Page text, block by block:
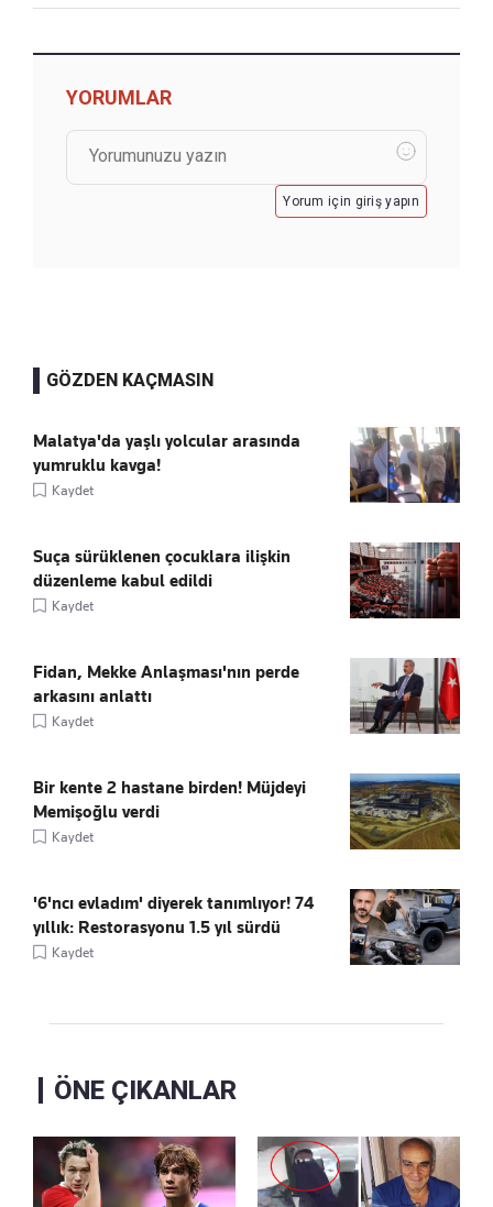
YORUMLAR
Yorum için giriş yapın
GÖZDEN KAÇMASIN
Malatya'da yaşlı yolcular arasında
yumruklu kavga!
Kaydet
Suça sürüklenen çocuklara ilişkin
düzenleme kabul edildi
Kaydet
Fidan, Mekke Anlaşması'nın perde
arkasını anlattı
Kaydet
Bir kente 2 hastane birden! Müjdeyi
Memişoğlu verdi
Kaydet
'6'ncı evladım' diyerek tanımlıyor! 74
yıllık: Restorasyonu 1.5 yıl sürdü
Kaydet
ÖNE ÇIKANLAR